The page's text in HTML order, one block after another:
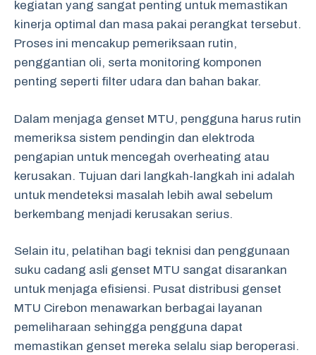
kegiatan yang sangat penting untuk memastikan
kinerja optimal dan masa pakai perangkat tersebut.
Proses ini mencakup pemeriksaan rutin,
penggantian oli, serta monitoring komponen
penting seperti filter udara dan bahan bakar.
Dalam menjaga genset MTU, pengguna harus rutin
memeriksa sistem pendingin dan elektroda
pengapian untuk mencegah overheating atau
kerusakan. Tujuan dari langkah-langkah ini adalah
untuk mendeteksi masalah lebih awal sebelum
berkembang menjadi kerusakan serius.
Selain itu, pelatihan bagi teknisi dan penggunaan
suku cadang asli genset MTU sangat disarankan
untuk menjaga efisiensi. Pusat distribusi genset
MTU Cirebon menawarkan berbagai layanan
pemeliharaan sehingga pengguna dapat
memastikan genset mereka selalu siap beroperasi.